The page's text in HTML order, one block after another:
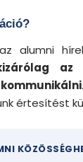
alumni
az
értesítést